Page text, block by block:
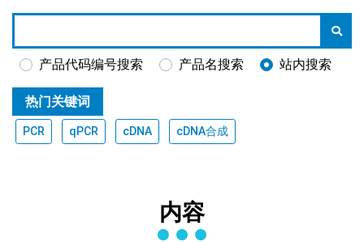
产品代码编号搜索 产品名搜索 站内搜索
热门关键词
PCR qPCR cDNA cDNA合成
内容